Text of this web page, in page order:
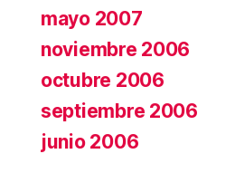
mayo 2007
noviembre 2006
octubre 2006
septiembre 2006
junio 2006